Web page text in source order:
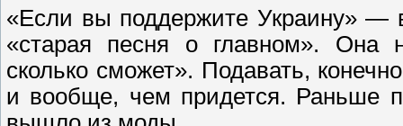
«Если вы поддержите Украину» —
«старая песня о главном». Она
сколько сможет». Подавать,
и вообще, чем придется. Раньше